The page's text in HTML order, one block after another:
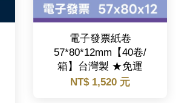
電子發票紙卷
57*80*12mm【40卷/
箱】台灣製 ★免運
NT$ 1,520 元